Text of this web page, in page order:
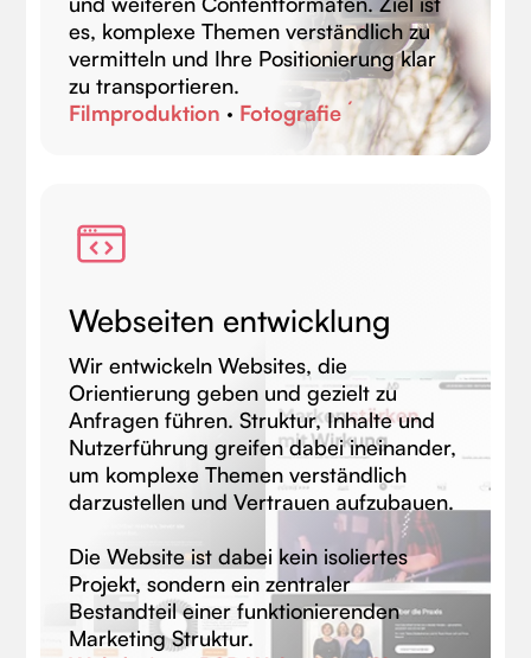
Webseiten entwicklung
Wir entwickeln Websites, die
Orientierung geben und gezielt zu
Anfragen führen. Struktur, Inhalte und
Nutzerführung greifen dabei ineinander,
um komplexe Themen verständlich
darzustellen und Vertrauen aufzubauen.
Die Website ist dabei kein isoliertes
Projekt, sondern ein zentraler
Bestandteil einer funktionierenden
Marketing Struktur.
es, komplexe Themen verständlich zu
vermitteln und Ihre Positionierung klar
zu transportieren.
Filmproduktion · Fotografie ´